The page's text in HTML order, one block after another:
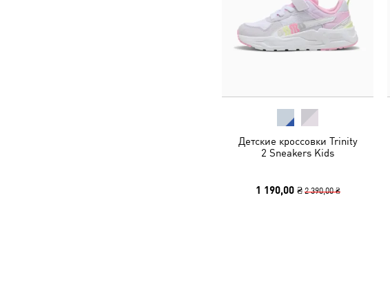
Детские кроссовки Trinity
2 Sneakers Kids
1 190,00 ₴ 2 390,00 ₴